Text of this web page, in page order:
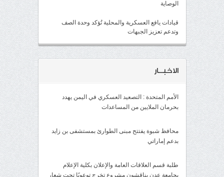
الوصاية
قيادات يافع العسكرية والمحلية تُؤكد وحدة الصف
وتدعم تعزيز الجبهات
الاخبــار
الأمم المتحدة : التصعيد العسكري في اليمن يهدد
بحرمان الملايين من المساعدات
محافظ شبوة يفتتح مبنى الطوارئ بمستشفى بن زايد
بدعم إماراتي
طلبة قسم العلاقات العامة والإعلان بكلية الإعلام
بجامعة عدن يناقشون مشروع تخرج توعويًا تحت شعار